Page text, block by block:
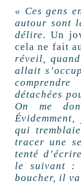
« Ces gens
autour sont
délire. Un
cela ne fait
réveil,
allait
détachées
On me
qui
tracer une
tenté
le suivant :
boucher, il